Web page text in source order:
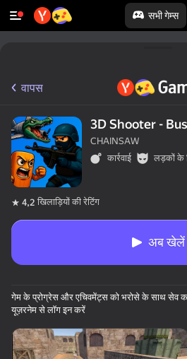
सभी गेम्स
डिवाइस घुमाएँ
वापस
3D Shooter -
CHAINSAW
कार्रवाई
लड़कों के
4,2 खिलाड़ियों की रेटिंग
अब खेलें
गेम के प्रोग्रेस और एचिवमेंट्स को भरोसे के साथ सेव
यूज़रनेम से लॉग इन करें